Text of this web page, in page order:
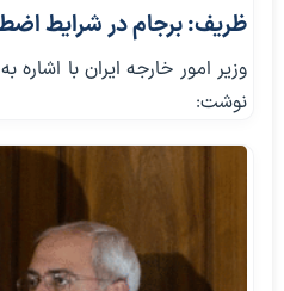
ظریف: برجام در شرایط
وزیر امور خارجه ایران با
نوشت: